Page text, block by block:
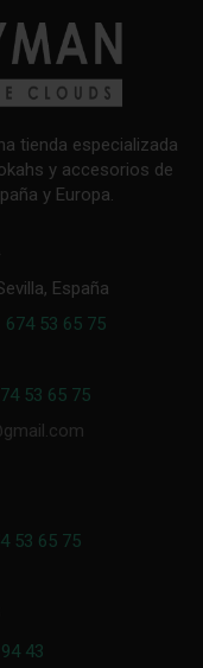
tienda especializada
y accesorios de
y Europa.
España
674 53 65 75
53 65 75
53 65 75
43